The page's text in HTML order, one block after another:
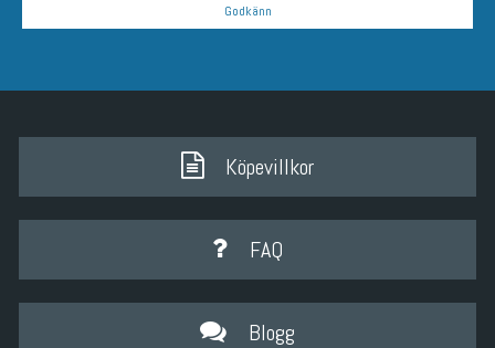
Godkänn
Köpevillkor
FAQ
Blogg